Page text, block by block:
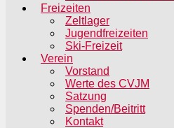
Freizeiten
Zeltlager
Jugendfreizeiten
Ski-Freizeit
Verein
Vorstand
Werte des CVJM
Satzung
Spenden/Beitritt
Kontakt